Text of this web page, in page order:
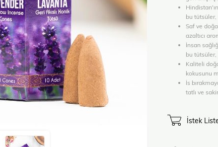
bu tütsüler,
Saf ve
azaltıcı
İnsan
bu tütsüler,
Kaliteli
kokusunu
İs
tatlı ve
İstek